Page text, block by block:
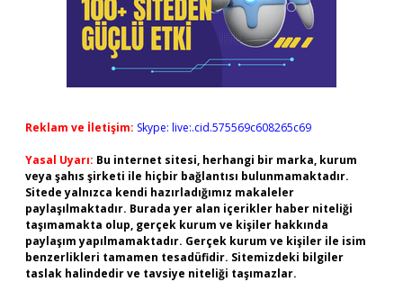
Reklam ve İletişim: Skype: live:.cid.575569c608265c69
Yasal Uyarı: Bu internet sitesi, herhangi bir marka, kurum
veya şahıs şirketi ile hiçbir bağlantısı bulunmamaktadır.
Sitede yalnızca kendi hazırladığımız makaleler
paylaşılmaktadır. Burada yer alan içerikler haber niteliği
taşımamakta olup, gerçek kurum ve kişiler hakkında
paylaşım yapılmamaktadır. Gerçek kurum ve kişiler ile isim
benzerlikleri tamamen tesadüfidir. Sitemizdeki bilgiler
taslak halindedir ve tavsiye niteliği taşımazlar.